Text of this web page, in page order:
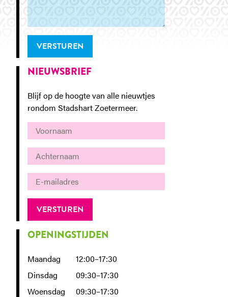
VERSTUREN
NIEUWSBRIEF
Blijf op de hoogte van alle nieuwtjes
rondom Stadshart Zoetermeer.
OPENINGSTIJDEN
Maandag
12:00–17:30
Dinsdag
09:30–17:30
Woensdag
09:30–17:30